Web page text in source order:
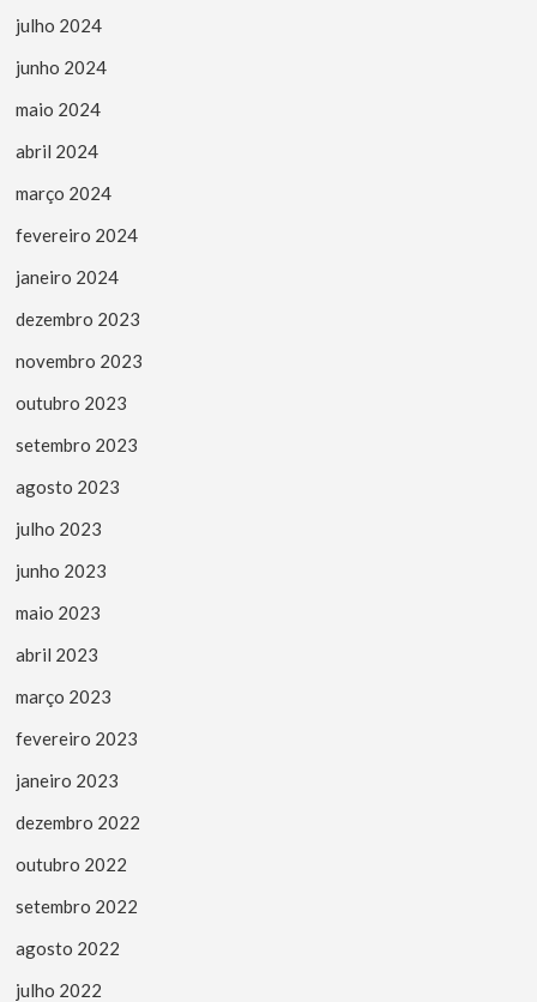
julho 2024
junho 2024
maio 2024
abril 2024
março 2024
fevereiro 2024
janeiro 2024
dezembro 2023
novembro 2023
outubro 2023
setembro 2023
agosto 2023
julho 2023
junho 2023
maio 2023
abril 2023
março 2023
fevereiro 2023
janeiro 2023
dezembro 2022
outubro 2022
setembro 2022
agosto 2022
julho 2022